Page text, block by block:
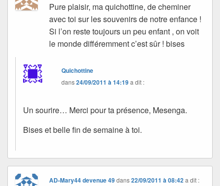
Pure plaisir, ma quichottine, de cheminer
avec toi sur les souvenirs de notre enfance !
Si l’on reste toujours un peu enfant , on voit
le monde différemment c’est sûr ! bises
Quichottine
dans24/09/2011 à 14:19a dit :
Un sourire… Merci pour ta présence, Mesenga.
Bises et belle fin de semaine à toi.
AD-Mary44 devenue 49dans22/09/2011 à 08:42 a dit :